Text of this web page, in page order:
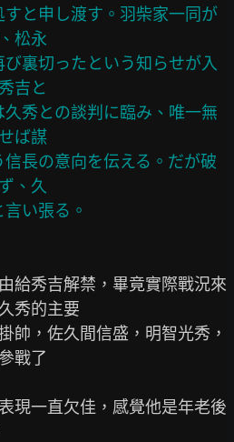
と申し渡す。羽柴家一同が
松永
裏切ったという知らせが入
吉と
秀との談判に臨み、唯一無
ば謀
長の意向を伝える。だが破
、久
給秀吉解禁，畢竟實際戰況來
秀的主要
帥，佐久間信盛，明智光秀，
戰了
現一直欠佳，感覺他是年老後